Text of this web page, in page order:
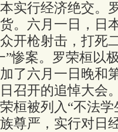
实行经济绝交。
。六月一日，日
开枪射击，打死
”惨案。罗荣桓以
了六月一日晚和
召开的追悼大会
桓被列入“不法
尊严，实行对日